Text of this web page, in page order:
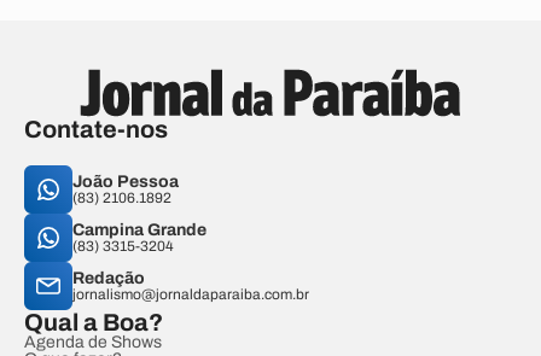
Contate-nos
João Pessoa
(83) 2106.1892
Campina Grande
(83) 3315-3204
Redação
jornalismo@jornaldaparaiba.com.br
Qual a Boa?
Agenda de Shows